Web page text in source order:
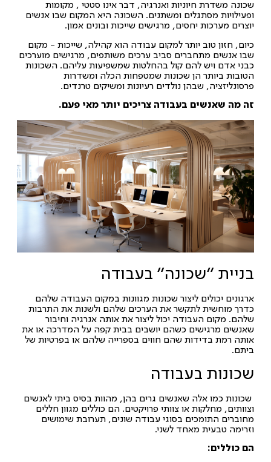
שכונה משדרת חיוניות ואנרגיה, דבר אינו סטטי , מקומות
ופעילויות מסתגלים ומשתנים. השכונה היא המקום שבו אנשים
יוצרים מערכות יחסים, מרגישים שייכות ובונים אמון.
כיום, חזון טוב יותר למקום עבודה הוא קהילה, שייכות - מקום
שבו אנשים מתחברים סביב ערכים משותפים, מרגישים מוערכים
כבני אדם ויש להם קול בהחלטות שמשפיעות עליהם. השכונות
הטובות ביותר הן שכונות שמטפחות הכלה ומשדרות
פרסונליזציה, שבהן נולדים רעיונות ומשיקים טרנדים.
זה מה שאנשים בעבודה צריכים יותר מאי פעם.
בניית "שכונה" בעבודה
ארגונים יכולים ליצור שכונות מגוונות במקום העבודה שלהם
כדרך מוחשית לתקשר את הערכים שלהם ולשנות את התרבות
שלהם. מקום העבודה יכול ליצור את אותה אנרגיה וחיבור
שאנשים מרגישים כשהם יושבים בבית קפה על המדרכה או את
אותה רמת בדידות שהם חווים בספרייה שלהם או בפרטיות של
ביתם.
שכונות בעבודה
שכונות כמו אלה שאנשים גרים בהן, מהוות בסיס ביתי לאנשים
וצוותים, מחלקות או צוותי פרויקטים. הם כוללים מגוון חללים
מחוברים התומכים בסוגי עבודה שונים, תערובת שימושים
וזרימה טבעית מאחד לשני.
הם כוללים: